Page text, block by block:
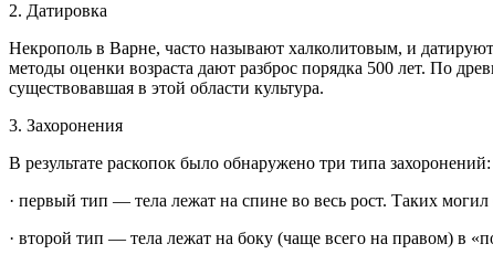
2. Датировка
Некрополь в Варне, часто называют халколитовым, и
методы оценки возраста дают разброс порядка 500 лет. По
существовавшая в этой области культура.
3. Захоронения
В результате раскопок было обнаружено три типа захоронений:
· первый тип — тела лежат на спине во весь рост. Таких
· второй тип — тела лежат на боку (чаще всего на правом) в